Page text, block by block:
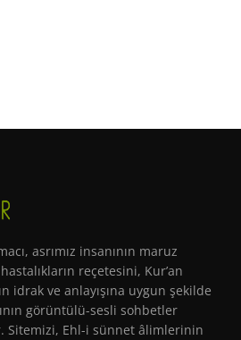
asrımız insanının maruz
reçetesini, Kur’an
idrak ve anlayışına uygun şekilde
görüntülü-sesli sohbetler
Sitemizi, Ehl-i sünnet âlimlerinin